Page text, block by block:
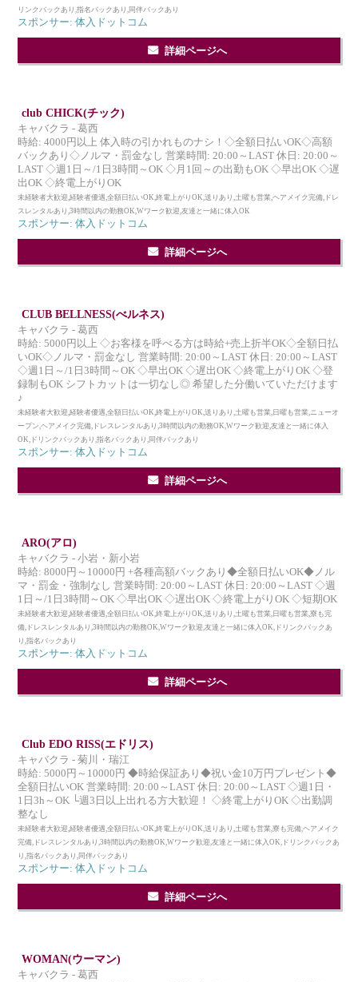
リンクバックあり,指名バックあり,同伴バックあり
スポンサー: 体入ドットコム
詳細ページへ
club CHICK(チック)
キャバクラ - 葛西
時給: 4000円以上 体入時の引かれものナシ！◇全額日払いOK◇高額
バックあり◇ノルマ・罰金なし 営業時間: 20:00～LAST 休日: 20:00～
LAST ◇週1日～/1日3時間～OK ◇月1回～の出勤もOK ◇早出OK ◇遅
出OK ◇終電上がりOK
未経験者大歓迎,経験者優遇,全額日払いOK,終電上がりOK,送りあり,土曜も営業,ヘアメイク完備,ドレ
スレンタルあり,3時間以内の勤務OK,Wワーク歓迎,友達と一緒に体入OK
スポンサー: 体入ドットコム
詳細ページへ
CLUB BELLNESS(べルネス)
キャバクラ - 葛西
時給: 5000円以上 ◇お客様を呼べる方は時給+売上折半OK◇全額日払
いOK◇ノルマ・罰金なし 営業時間: 20:00～LAST 休日: 20:00～LAST
◇週1日～/1日3時間～OK ◇早出OK ◇遅出OK ◇終電上がりOK ◇登
録制もOK シフトカットは一切なし◎ 希望した分働いていただけます
♪
未経験者大歓迎,経験者優遇,全額日払いOK,終電上がりOK,送りあり,土曜も営業,日曜も営業,ニューオ
ープン,ヘアメイク完備,ドレスレンタルあり,3時間以内の勤務OK,Wワーク歓迎,友達と一緒に体入
OK,ドリンクバックあり,指名バックあり,同伴バックあり
スポンサー: 体入ドットコム
詳細ページへ
ARO(アロ)
キャバクラ - 小岩・新小岩
時給: 8000円～10000円 +各種高額バックあり◆全額日払いOK◆ノル
マ・罰金・強制なし 営業時間: 20:00～LAST 休日: 20:00～LAST ◇週
1日～/1日3時間～OK ◇早出OK ◇遅出OK ◇終電上がりOK ◇短期OK
未経験者大歓迎,経験者優遇,全額日払いOK,終電上がりOK,送りあり,土曜も営業,日曜も営業,寮も完
備,ドレスレンタルあり,3時間以内の勤務OK,Wワーク歓迎,友達と一緒に体入OK,ドリンクバックあ
り,指名バックあり
スポンサー: 体入ドットコム
詳細ページへ
Club EDO RISS(エドリス)
キャバクラ - 菊川・瑞江
時給: 5000円～10000円 ◆時給保証あり◆祝い金10万円プレゼント◆
全額日払いOK 営業時間: 20:00～LAST 休日: 20:00～LAST ◇週1日・
1日3h～OK └週3日以上出れる方大歓迎！ ◇終電上がりOK ◇出勤調
整なし
未経験者大歓迎,経験者優遇,全額日払いOK,終電上がりOK,送りあり,土曜も営業,寮も完備,ヘアメイク
完備,ドレスレンタルあり,3時間以内の勤務OK,Wワーク歓迎,友達と一緒に体入OK,ドリンクバックあ
り,指名バックあり,同伴バックあり
スポンサー: 体入ドットコム
詳細ページへ
WOMAN(ウーマン)
キャバクラ - 葛西